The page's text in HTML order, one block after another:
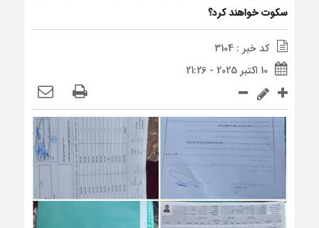
سکوت خواهند کرد؟
کد خبر : 3104
10 اکتبر 2025 - 21:26